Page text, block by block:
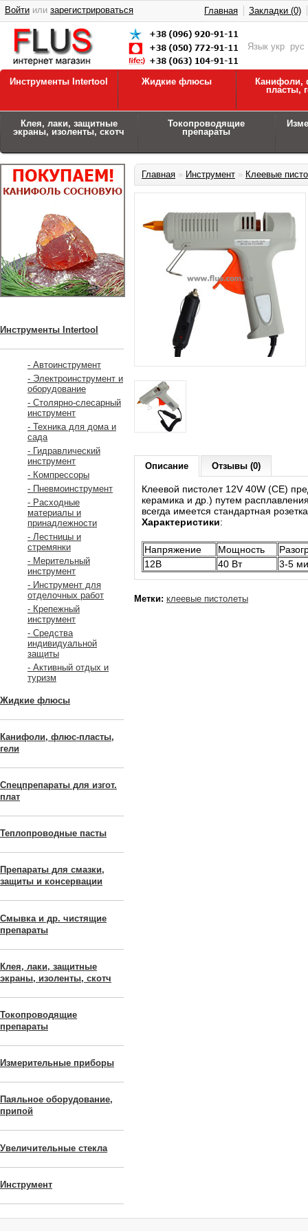
Язык укр рус
Войти или зарегистрироваться Главная Закладки (0)
Инструменты Intertool Жидкие флюсы
Канифоли,
пласты,
Клея, лаки, защитные
экраны, изоленты, скотч
Токопроводящие
препараты
Инструменты Intertool
- Автоинструмент
- Электроинструмент и
оборудование
- Столярно-слесарный
инструмент
- Техника для дома и
сада
- Гидравлический
инструмент
- Компрессоры
- Пневмоинструмент
- Расходные
материалы и
принадлежности
- Лестницы и
стремянки
- Мерительный
инструмент
- Инструмент для
отделочных работ
- Крепежный
инструмент
- Средства
индивидуальной
защиты
- Активный отдых и
туризм
Жидкие флюсы
Канифоли, флюс-пласты,
гели
Спецпрепараты для изгот.
плат
Теплопроводные пасты
Препараты для смазки,
защиты и консервации
Смывка и др. чистящие
препараты
Клея, лаки, защитные
экраны, изоленты, скотч
Токопроводящие
препараты
Измерительные приборы
Паяльное оборудование,
припой
Увеличительные стекла
Инструмент
Главная » Инструмент » Клеевые
Описание Отзывы (0)
Клеевой пистолет 12V 40W (CE)
керамика и др.) путем
всегда имеется стандартная
Характеристики:
Напряжение Мощность
12B
40 Вт 3-5
Метки: клеевые пистолеты